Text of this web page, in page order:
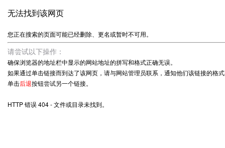
无法找到该网页
您正在搜索的页面可能已经删除、更名或暂时不可用。
请尝试以下操作：
确保浏览器的地址栏中显示的网站地址的拼写和格式正确无误。
如果通过单击链接而到达了该网页，请与网站管理员联系，通知他们该链接的格
单击后退按钮尝试另一个链接。
HTTP 错误 404 - 文件或目录未找到。